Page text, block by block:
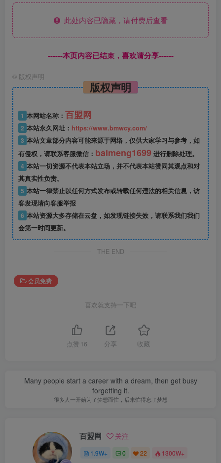
此处内容已隐藏，请付费后查看
------本页内容已结束，喜欢请分享------
© 版权声明
版权声明
1 本网站名称： 百盟网
2 本站永久网址： https://www.bmwcy.com/
3 本站文章部分内容可能来源于网络，仅供大家学习与参考，如
有侵权，请联系客服微信： baimeng1699 进行删除处理。
4 本站一切资源不代表本站立场，并不代表本站赞同其观点和对
其真实性负责。
5 本站一律禁止以任何方式发布或转载任何违法的相关信息，访
客发现请向客服举报
6 本站资源大多存储在云盘，如发现链接失效，请联系我们我们
会第一时间更新。
THE END
会员免费
喜欢就支持一下吧
点赞 16 分享 收藏
Many people start a career with a dream, then get busy
forgetting it.
很多人一开始为了梦想而忙，后来忙得忘了梦想
百盟网 关注
1.9W+ 0 22 1300W+